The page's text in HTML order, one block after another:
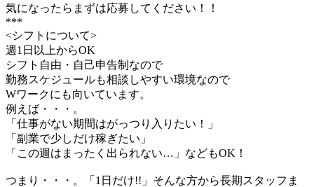
気になったらまずは応募してください！！
***
<シフトについて>
週1日以上からOK
シフト自由・自己申告制なので
勤務スケジュールも相談しやすい環境なので
Wワークにも向いています。
例えば・・・。
「仕事がない期間はがっつり入りたい！」
「副業で少しだけ稼ぎたい」
「この週はまったく出られない…」などもOK！
つまり・・・。「1日だけ!!」そんな方から長期スタッフま